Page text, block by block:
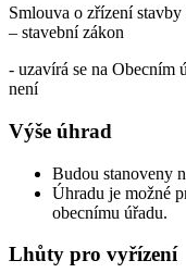
Smlouva o zřízení
– stavební zákon
- uzavírá se na Obecním
není
Výše úhrad
Budou stanoveny
Úhradu je možné
obecnímu úřadu.
Lhůty pro vyřízení